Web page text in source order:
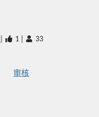
1 33
审核